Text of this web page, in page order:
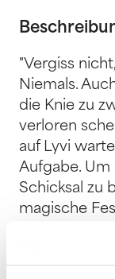
"Vergiss
Niemals.
die Knie zu
verloren
auf Lyvi
Aufgabe.
Schicksal zu
magische
trifft dort
Prinzen aus